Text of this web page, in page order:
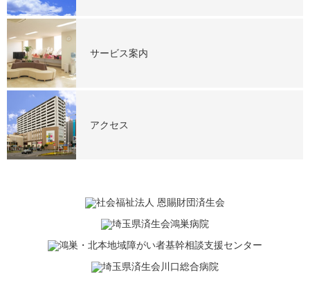
サービス案内
アクセス